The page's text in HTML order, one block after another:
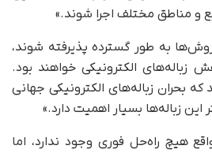
و مناطق مختلف اجرا شوند.»
به طور گسترده پذیرفته شوند،
زباله‌های الکترونیکی خواهند بود.
بحران زباله‌های الکترونیکی جهانی
این زباله‌ها بسیار اهمیت دارد.»
هیچ راه‌حل فوری وجود ندارد، اما